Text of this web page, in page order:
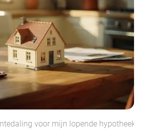
voor mijn lopende hypotheek?